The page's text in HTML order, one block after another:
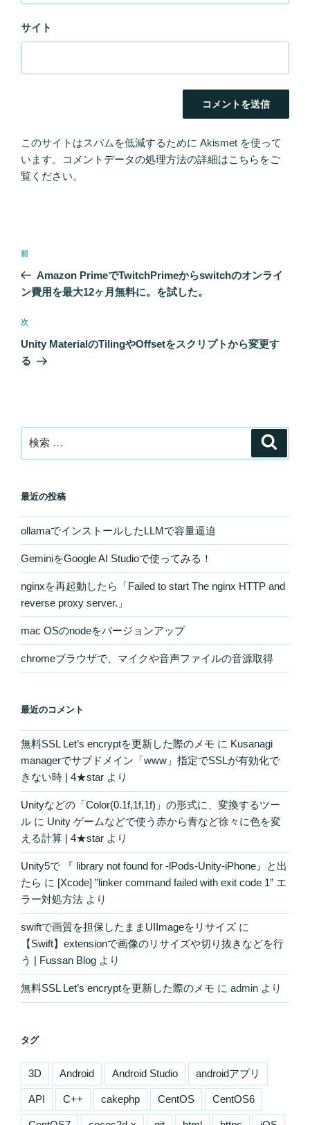
サイト
このサイトはスパムを低減するために Akismet を使って
います。
コメントデータの処理方法の詳細はこちらをご
覧ください。
投
ナ
ゲ
ー
シ
過
去
の
稿
前
Amazon PrimeでTwitchPrimeからswitchのオンライ
ン費用を最大12ヶ月無料に。を試した。
次
の
投
次
Unity MaterialのTilingやOffsetをスクリプトから変更す
る
索:
最近の投稿
ollamaでインストールしたLLMで容量逼迫
GeminiをGoogle AI Studioで使ってみる！
nginxを再起動したら「Failed to start The nginx HTTP and
reverse proxy server.」
mac OSのnodeをバージョンアップ
chromeブラウザで、マイクや音声ファイルの音源取得
最近のコメント
無料SSL Let’s encryptを更新した際のメモ に Kusanagi
managerでサブドメイン「www」指定でSSLが有効化で
きない時 | 4★star より
Unityなどの「Color(0.1f,1f,1f)」の形式に、変換するツー
ル に Unity ゲームなどで使う赤から青など徐々に色を変
える計算 | 4★star より
Unity5で 『 library not found for -lPods-Unity-iPhone』と出
たら に [Xcode] ”linker command failed with exit code 1” エ
ラー対処方法 より
swiftで画質を担保したままUIImageをリサイズ に
【Swift】extensionで画像のリサイズや切り抜きなどを行
う | Fussan Blog より
無料SSL Let’s encryptを更新した際のメモ に admin より
タグ
3D Android Android Studio androidアプリ
API C++ cakephp CentOS CentOS6